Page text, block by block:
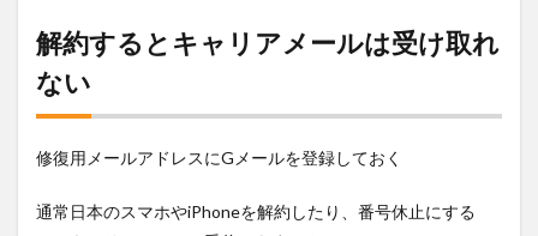
解約するとキャリアメールは受け取れ
ない
修復用メールアドレスにGメールを登録しておく
通常日本のスマホやiPhoneを解約したり、番号休止にする